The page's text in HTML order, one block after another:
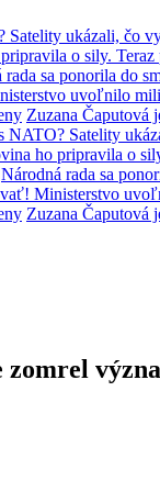
Satelity ukázali, čo
o sily. Teraz
rada sa ponorila do
uvoľnilo
Zuzana Čaputová
NATO? Satelity
ho pripravila o
Národná rada sa
Ministerstvo
Zuzana Čaputová